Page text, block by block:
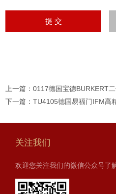
上一篇：0117德国宝德BURKERT
下一篇：TU4105德国易福门IFM高
关注我们
欢迎您关注我们的微信公众号了